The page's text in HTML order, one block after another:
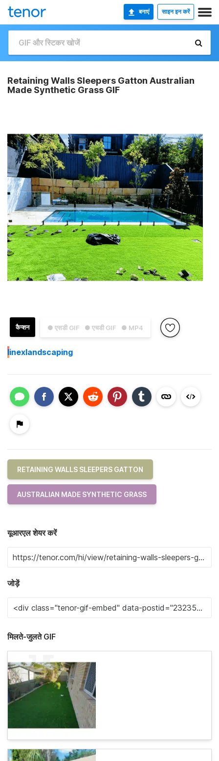
बनाएं साइन इन करें
Retaining Walls Sleepers Gatton Australian
Made Synthetic Grass GIF
● एसडी GIF ● एचडी GIF ● MP4
कैप्शन
Iinexlandscaping
RETAINING WALLS SLEEPERS GATTON
AUSTRALIAN MADE SYNTHETIC GRASS
यूआरएल शेयर करें
जोड़ें
मिलते-जुलते GIF